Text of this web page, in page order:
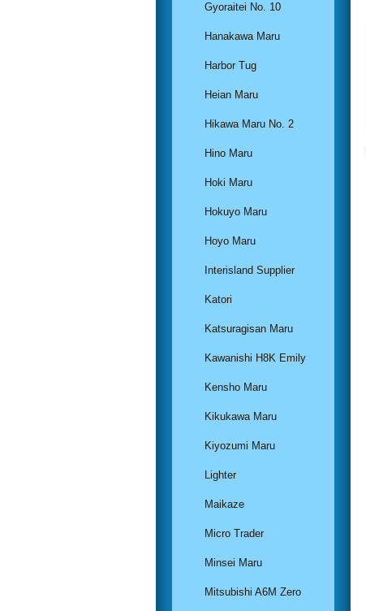
Gyoraitei No. 10
Hanakawa Maru
Harbor Tug
Heian Maru
Hikawa Maru No. 2
Hino Maru
Hoki Maru
Hokuyo Maru
Hoyo Maru
Interisland Supplier
Katori
Katsuragisan Maru
Kawanishi H8K Emily
Kensho Maru
Kikukawa Maru
Kiyozumi Maru
Lighter
Maikaze
Micro Trader
Minsei Maru
Mitsubishi A6M Zero